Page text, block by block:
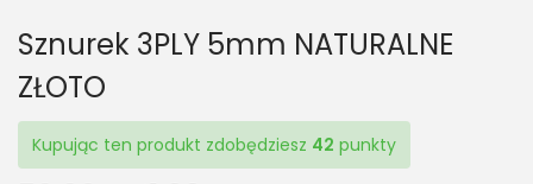
Sznurek 3PLY 5mm NATURALNE
ZŁOTO
Kupując ten produkt zdobędziesz 42 punkty